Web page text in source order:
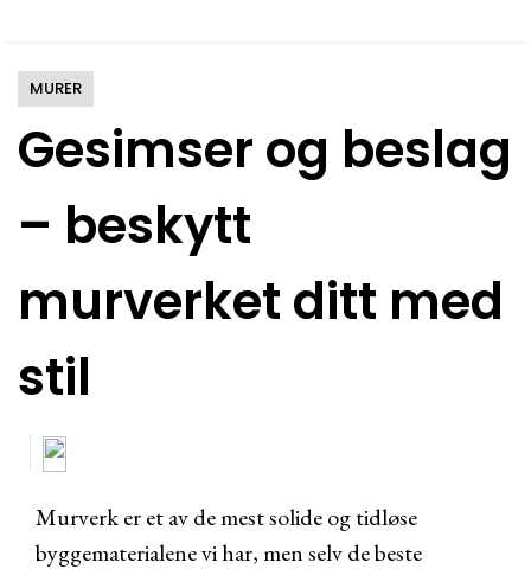
Gesimser og beslag
– beskytt
murverket ditt med
stil
MURER
Murverk er et av de mest solide og tidløse
byggematerialene vi har, men selv de beste